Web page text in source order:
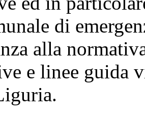
di
alla
e linee guida